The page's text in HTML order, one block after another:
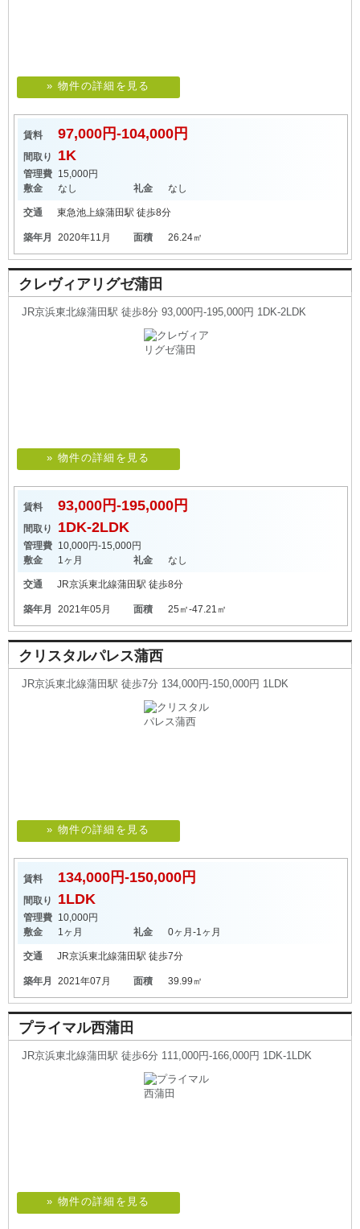
» 物件の詳細を見る
賃料 97,000円-104,000円
間取り 1K
管理費 15,000円
敷金
なし 礼金 なし
交通 東急池上線蒲田駅 徒歩8分
築年月 2020年11月 面積 26.24㎡
クレヴィアリグゼ蒲田
JR京浜東北線蒲田駅 徒歩8分 93,000円-195,000円 1DK-2LDK
» 物件の詳細を見る
賃料 93,000円-195,000円
間取り 1DK-2LDK
管理費 10,000円-15,000円
敷金
1ヶ月 礼金 なし
交通 JR京浜東北線蒲田駅 徒歩8分
築年月 2021年05月 面積 25㎡-47.21㎡
クリスタルパレス蒲西
JR京浜東北線蒲田駅 徒歩7分 134,000円-150,000円 1LDK
» 物件の詳細を見る
賃料 134,000円-150,000円
間取り 1LDK
管理費 10,000円
敷金
1ヶ月 礼金 0ヶ月-1ヶ月
交通 JR京浜東北線蒲田駅 徒歩7分
築年月 2021年07月 面積 39.99㎡
プライマル西蒲田
JR京浜東北線蒲田駅 徒歩6分 111,000円-166,000円 1DK-1LDK
» 物件の詳細を見る